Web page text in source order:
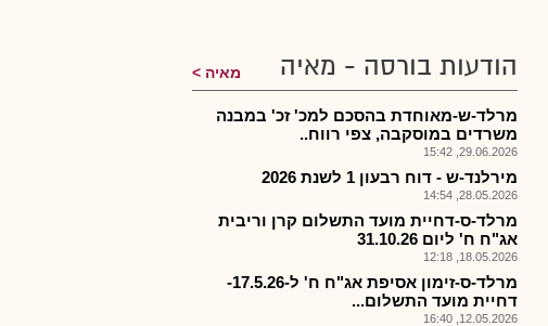
הודעות בורסה - מאיה מאיה
מרלד-ש-מאוחדת בהסכם למכ' זכ' במבנה
משרדים במוסקבה, צפי רווח..
29.06.2026, 15:42
מירלנד-ש - דוח רבעון 1 לשנת 2026
28.05.2026, 14:54
מרלד-ס-דחיית מועד התשלום קרן וריבית
אג"ח ח' ליום 31.10.26
18.05.2026, 12:18
מרלד-ס-זימון אסיפת אג"ח ח' ל-17.5.26-
דחיית מועד התשלום...
12.05.2026, 16:40